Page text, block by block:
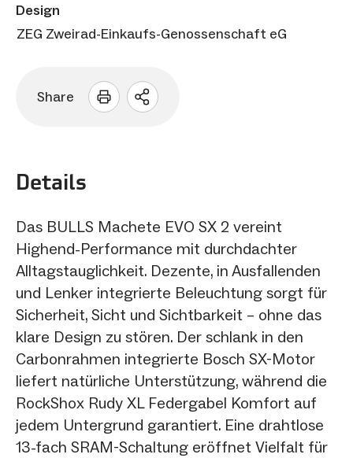
Design
ZEG Zweirad-Einkaufs-Genossenschaft eG
Share
Sharing
Details
Das BULLS Machete EVO SX 2 vereint
Highend-Performance mit durchdachter
Alltagstauglichkeit. Dezente, in Ausfallenden
und Lenker integrierte Beleuchtung sorgt für
Sicherheit, Sicht und Sichtbarkeit – ohne das
klare Design zu stören. Der schlank in den
Carbonrahmen integrierte Bosch SX-Motor
liefert natürliche Unterstützung, während die
RockShox Rudy XL Federgabel Komfort auf
jedem Untergrund garantiert. Eine drahtlose
13-fach SRAM-Schaltung eröffnet Vielfalt für